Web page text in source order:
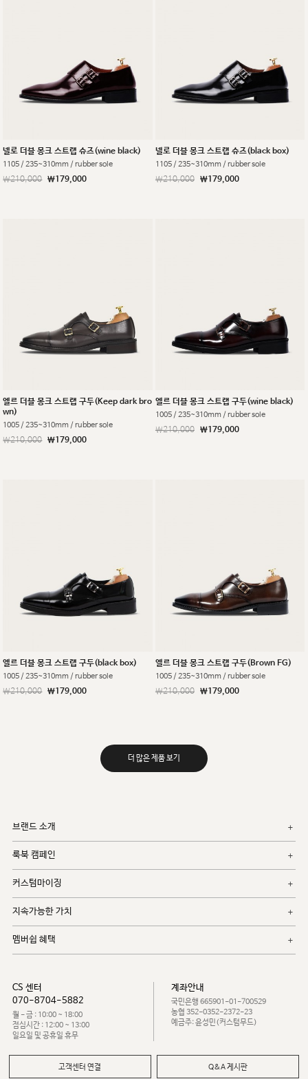
넬로 더블 몽크 스트랩 슈즈(wine black)
1105 / 235~310mm / rubber sole
￦210,000 ￦179,000
넬로 더블 몽크 스트랩 슈즈(black box)
1105 / 235~310mm / rubber sole
￦210,000 ￦179,000
엘르 더블 몽크 스트랩 구두(Keep dark bro
wn)
1005 / 235~310mm / rubber sole
￦210,000 ￦179,000
엘르 더블 몽크 스트랩 구두(wine black)
1005 / 235~310mm / rubber sole
￦210,000 ￦179,000
엘르 더블 몽크 스트랩 구두(black box)
1005 / 235~310mm / rubber sole
￦210,000 ￦179,000
엘르 더블 몽크 스트랩 구두(Brown FG)
1005 / 235~310mm / rubber sole
￦210,000 ￦179,000
더 많은 제품 보기
브랜드 소개
룩북 캠페인
커스텀마이징
지속가능한 가치
멤버쉽 혜택
CS 센터
070-8704-5882
월 - 금 : 10:00 ~ 18:00
점심시간 : 12:00 ~ 13:00
일요일 및 공휴일 휴무
계좌안내
국민은행 665901-01-700529
농협 352-0352-2372-23
예금주: 윤성민(커스텀무드)
고객센터 연결 Q&A 게시판